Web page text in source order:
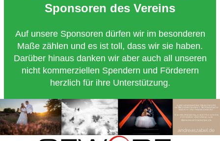
Sponsoren des Vereins
Auf unsere Sponsoren dürfen wir im besonderen
Maße zählen und es ist toll, dass wir sie haben.
Darüber hinaus danken wir aber auch all unseren
nicht kommerziellen Spendern und Förderern
herzlich für ihre Unterstützung.